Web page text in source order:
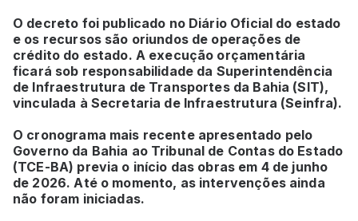
O decreto foi publicado no Diário Oficial do estado
e os recursos são oriundos de operações de
crédito do estado. A execução orçamentária
ficará sob responsabilidade da Superintendência
de Infraestrutura de Transportes da Bahia (SIT),
vinculada à Secretaria de Infraestrutura (Seinfra).
O cronograma mais recente apresentado pelo
Governo da Bahia ao Tribunal de Contas do Estado
(TCE-BA) previa o início das obras em 4 de junho
de 2026. Até o momento, as intervenções ainda
não foram iniciadas.